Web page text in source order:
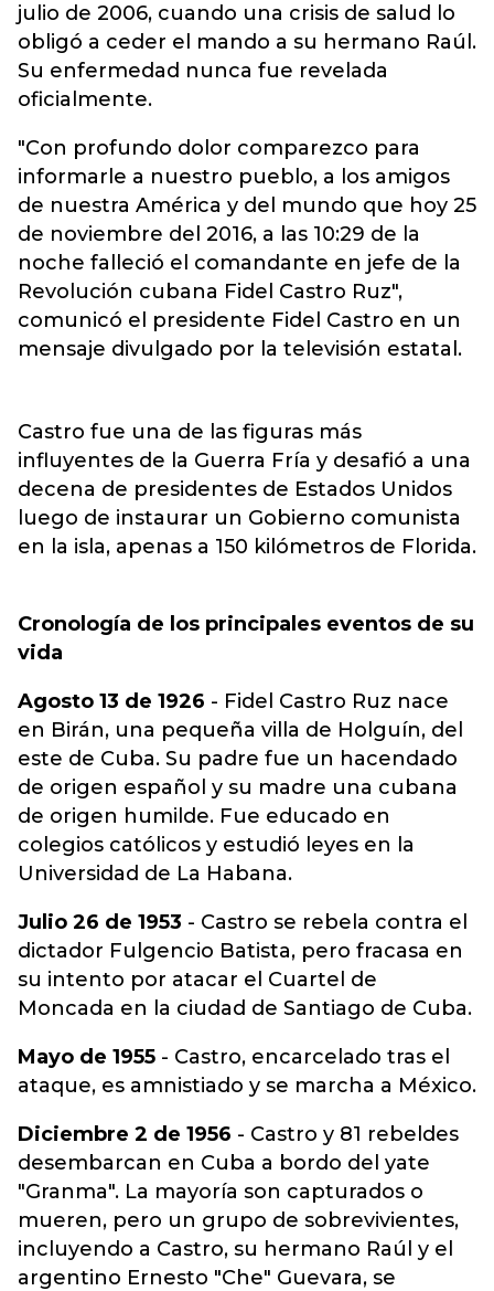
julio de 2006, cuando una crisis de salud lo
obligó a ceder el mando a su hermano Raúl.
Su enfermedad nunca fue revelada
oficialmente.
"Con profundo dolor comparezco para
informarle a nuestro pueblo, a los amigos
de nuestra América y del mundo que hoy 25
de noviembre del 2016, a las 10:29 de la
noche falleció el comandante en jefe de la
Revolución cubana Fidel Castro Ruz",
comunicó el presidente Fidel Castro en un
mensaje divulgado por la televisión estatal.
Castro fue una de las figuras más
influyentes de la Guerra Fría y desafió a una
decena de presidentes de Estados Unidos
luego de instaurar un Gobierno comunista
en la isla, apenas a 150 kilómetros de Florida.
Cronología de los principales eventos de su
vida
Agosto 13 de 1926 - Fidel Castro Ruz nace
en Birán, una pequeña villa de Holguín, del
este de Cuba. Su padre fue un hacendado
de origen español y su madre una cubana
de origen humilde. Fue educado en
colegios católicos y estudió leyes en la
Universidad de La Habana.
Julio 26 de 1953 - Castro se rebela contra el
dictador Fulgencio Batista, pero fracasa en
su intento por atacar el Cuartel de
Moncada en la ciudad de Santiago de Cuba.
Mayo de 1955 - Castro, encarcelado tras el
ataque, es amnistiado y se marcha a México.
Diciembre 2 de 1956 - Castro y 81 rebeldes
desembarcan en Cuba a bordo del yate
"Granma". La mayoría son capturados o
mueren, pero un grupo de sobrevivientes,
incluyendo a Castro, su hermano Raúl y el
argentino Ernesto "Che" Guevara, se